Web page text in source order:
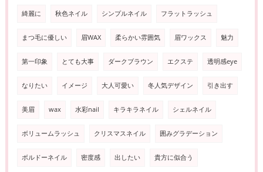
綺麗に 秋色ネイル シンプルネイル フラットラッシュ
まつ毛に優しい 眉WAX 柔らかい雰囲気 眉ワックス 魅力
第一印象 とても大事 ダークブラウン エクステ 透明感eye
なりたい イメージ 大人可愛い 冬人気デザイン 引き出す
美眉 wax 水彩nail キラキラネイル シェルネイル
ボリュームラッシュ クリスマスネイル 囲みグラデーション
ボルドーネイル 密度感 出したい 貴方に似合う